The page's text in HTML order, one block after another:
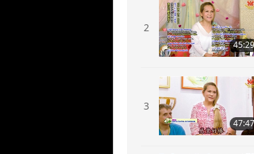
2
45:29
3
47:47